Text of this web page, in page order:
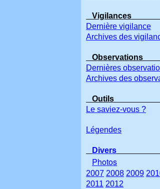
Vigilances
Dernière vigilance
Archives des
Dernières
Archives des
Le saviez-vous ?
Légendes
Divers
Photos
2007 2008 2009
2011 2012